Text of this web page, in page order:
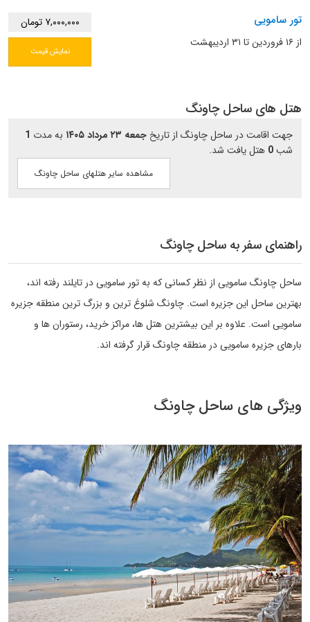
تور سامویی
از ۱۶ فروردین تا ۳۱ اردیبهشت
۷,۰۰۰,۰۰۰ تومان
نمایش قیمت
هتل های ساحل چاونگ
جهت اقامت در ساحل چاونگ از تاریخ جمعه ۲۳ مرداد ۱۴۰۵ به مدت 1
شب0 هتل یافت شد.
مشاهده سایر هتلهای ساحل چاونگ
راهنمای سفر به ساحل چاونگ
ساحل چاونگ سامویی از نظر کسانی که به تور سامویی در تایلند رفته اند،
بهترین ساحل این جزیره است. چاونگ شلوغ ترین و بزرگ ترین منطقه جزیره
سامویی است. علاوه بر این بیشترین هتل ها، مراکز خرید، رستوران ها و
بارهای جزیره سامویی در منطقه چاونگ قرار گرفته اند.
ویژگی های ساحل چاونگ